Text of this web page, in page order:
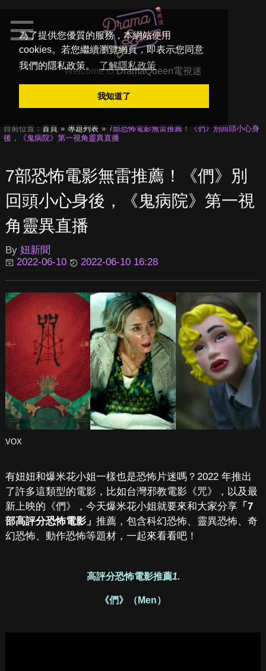
為了提供您優質的服務，本網站使用
cookies。若您繼續瀏覽網頁，即表示您同意
我們的隱私政策。
了解隱私政策
我知道了
Welcome toDramaQueen電視迷
目前位置： 首頁 專題列表
7部恐怖電影無雷推薦！《們》別回頭小心身
後，《鬼病院》第一視角靈異直播
7部恐怖電影無雷推薦！《們》別
回頭小心身後，《鬼病院》第一視
角靈異直播
By 妞新聞
2022-06-10
2022-06-10 16:28
VOX
有妞妞和爆米花小姐一樣也是恐怖片迷嗎？2022 年推出
了許多這類型的電影，比如台灣邪教電影《咒》，以及最
新上映的《們》，今天爆米花小姐就要來和大家分享「7
部高評分恐怖電影」 推薦，包含科幻恐怖、靈異恐怖、奇
幻恐怖、動作恐怖等題材，一起來看看吧！
高評分恐怖電影推薦1.
《們》（Men）